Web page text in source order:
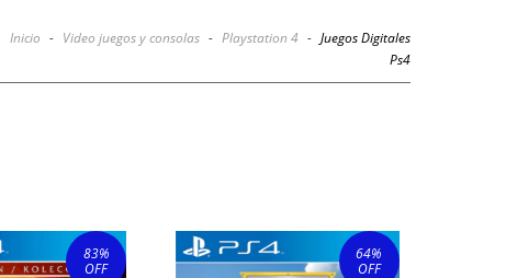
Inicio - Video juegos y consolas - Playstation 4 - Juegos Digitales
Ps4
83%
OFF
64%
OFF